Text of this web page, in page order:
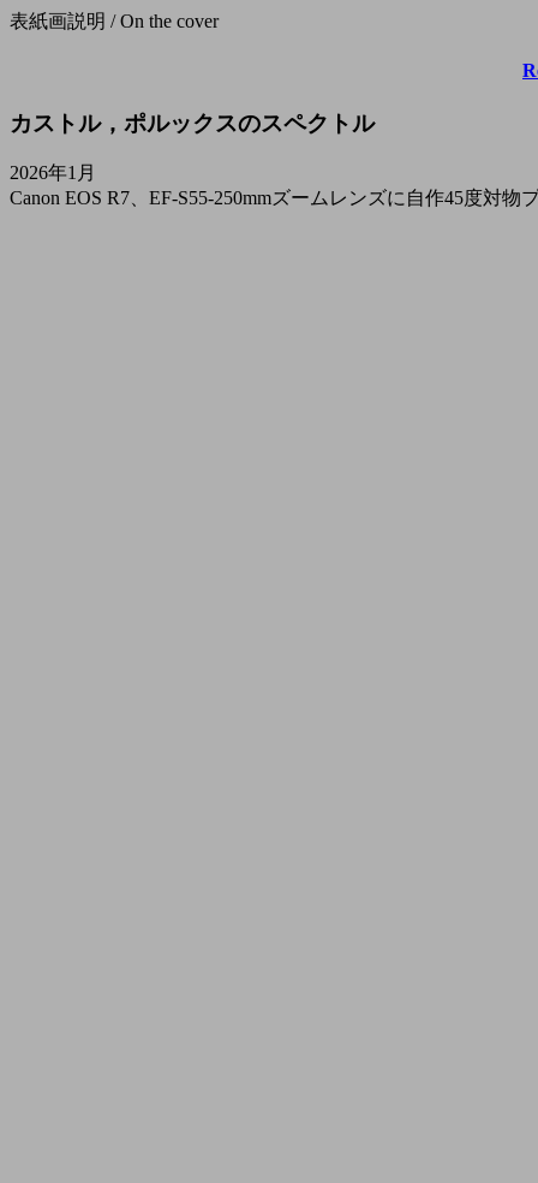
表紙画説明 / On the cover
カストル，ポルックスのスペクトル
2026年1月
Canon EOS R7、EF-S55-250mmズームレンズに自作45度対物